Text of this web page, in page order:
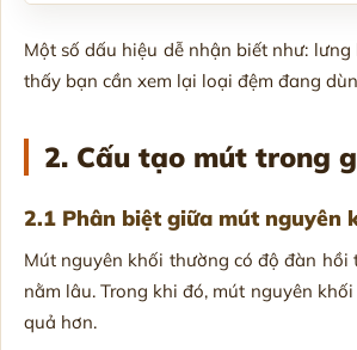
Một số dấu hiệu dễ nhận biết như:
thấy bạn cần xem lại loại đệm đang
2. Cấu tạo mút trong
2.1 Phân biệt giữa mút nguyên
Mút nguyên khối thường có độ đàn
nằm lâu. Trong khi đó, mút nguyên
quả hơn.